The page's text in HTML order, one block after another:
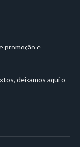
promoção e
deixamos aqui o